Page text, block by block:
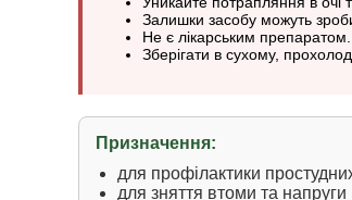
Залишки засобу можуть
Не є лікарським препаратом.
Зберігати в сухому,
Призначення:
для профілактики
для зняття втоми та напруги